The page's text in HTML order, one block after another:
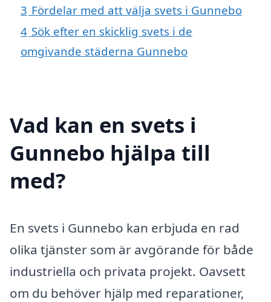
3 Fördelar med att välja svets i Gunnebo
4 Sök efter en skicklig svets i de
omgivande städerna Gunnebo
Vad kan en svets i
Gunnebo hjälpa till
med?
En svets i Gunnebo kan erbjuda en rad
olika tjänster som är avgörande för både
industriella och privata projekt. Oavsett
om du behöver hjälp med reparationer,